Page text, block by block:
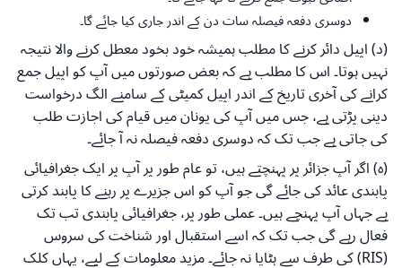
دوسری دفعہ فیصلہ سات دن کے اندر جاری کیا جائے گا۔
(د) اپیل دائر کرنے کا مطلب ہمیشہ خود بخود معطل کرنے والا نتیجہ
نہیں ہوتا۔ اس کا مطلب ہے کہ بعض صورتوں میں آپ کو اپیل جمع
کرانے کی آخری تاریخ کے اندر اپیل کمیٹی کے سامنے الگ درخواست
دینی پڑتی ہے، جس میں آپ کی یونان میں قیام کی اجازت طلب
کی جاتی ہے جب تک کہ دوسری دفعہ فیصلہ نہ آ جائے۔
(ہ) اگر آپ جزائر پر پہنچتے ہیں، تو عام طور پر آپ پر ایک جغرافیائی
پابندی عائد کی جائے گی جو آپ کو اس جزیرے پر رہنے کا پابند کرتی
ہے جہاں آپ پہنچے ہیں۔ عملی طور پر، جغرافیائی پابندی تب تک
فعال رہے گی جب تک کہ اسے استقبال اور شناخت کی سروس
(RIS) کی طرف سے ہٹایا نہ جائے۔ مزید معلومات کے لیے، یہاں کلک